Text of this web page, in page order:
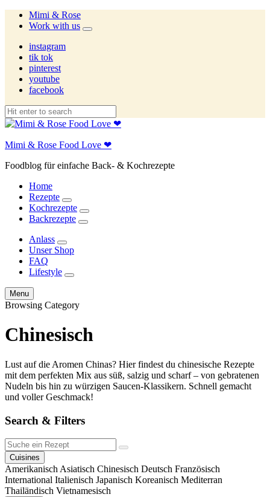
Mimi & Rose
Work with us
expand
instagram
tik tok
pinterest
youtube
facebook
Mimi & Rose Food Love ❤
Foodblog für einfache Back- & Kochrezepte
Home
Rezepte
expand
child
menu
Kochrezepte
expand
child
Backrezepte
expand
Anlass
expand
child
Unser Shop
FAQ
Lifestyle
expand
Search
Menu
Browsing Category
Chinesisch
Lust auf die Aromen Chinas? Hier findest du chinesische Rezepte
mit dem perfekten Mix aus süß, salzig und scharf – von gebratenen
Nudeln bis hin zu würzigen Saucen-Klassikern. Schnell gemacht
und voller Geschmack!
Search & Filters
Suche
ein
Rezept
Search
Cuisines
Amerikanisch Asiatisch Chinesisch Deutsch Französisch
International Italienisch Japanisch Koreanisch Mediterran
Thailändisch Vietnamesisch